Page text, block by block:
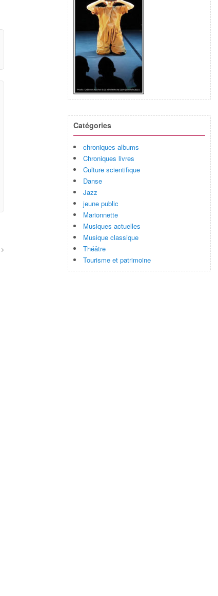
Catégories
chroniques albums
Chroniques livres
Culture scientifique
Danse
Jazz
jeune public
Marionnette
Musiques actuelles
Musique classique
Théâtre
Tourisme et patrimoine